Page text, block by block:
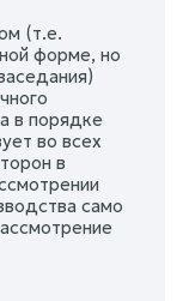
(т.е.
форме, но
в порядке
во всех
в
само